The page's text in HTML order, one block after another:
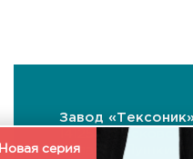
Завод
141255, Московская
область,
Новая серия